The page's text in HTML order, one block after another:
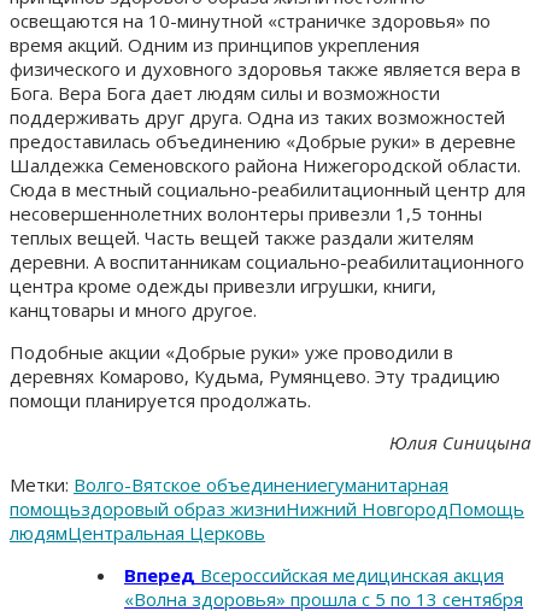
освещаются на 10-минутной «страничке здоровья» по
время акций. Одним из принципов укрепления
физического и духовного здоровья также является вера в
Бога. Вера Бога дает людям силы и возможности
поддерживать друг друга. Одна из таких возможностей
предоставилась объединению «Добрые руки» в деревне
Шалдежка Семеновского района Нижегородской области.
Сюда в местный социально-реабилитационный центр для
несовершеннолетних волонтеры привезли 1,5 тонны
теплых вещей. Часть вещей также раздали жителям
деревни. А воспитанникам социально-реабилитационного
центра кроме одежды привезли игрушки, книги,
канцтовары и много другое.
Подобные акции «Добрые руки» уже проводили в
деревнях Комарово, Кудьма, Румянцево. Эту традицию
помощи планируется продолжать.
Юлия Синицына
Метки: Волго-Вятское объединениегуманитарная
помощьздоровый образ жизниНижний НовгородПомощь
людямЦентральная Церковь
Вперед Всероссийская медицинская акция
«Волна здоровья» прошла с 5 по 13 сентября